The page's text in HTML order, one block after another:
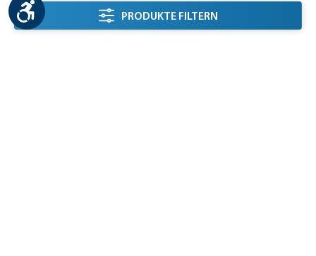
Seitenleiste FilterPRODUKTE FILTERN
Werkzeugleiste anzeigen